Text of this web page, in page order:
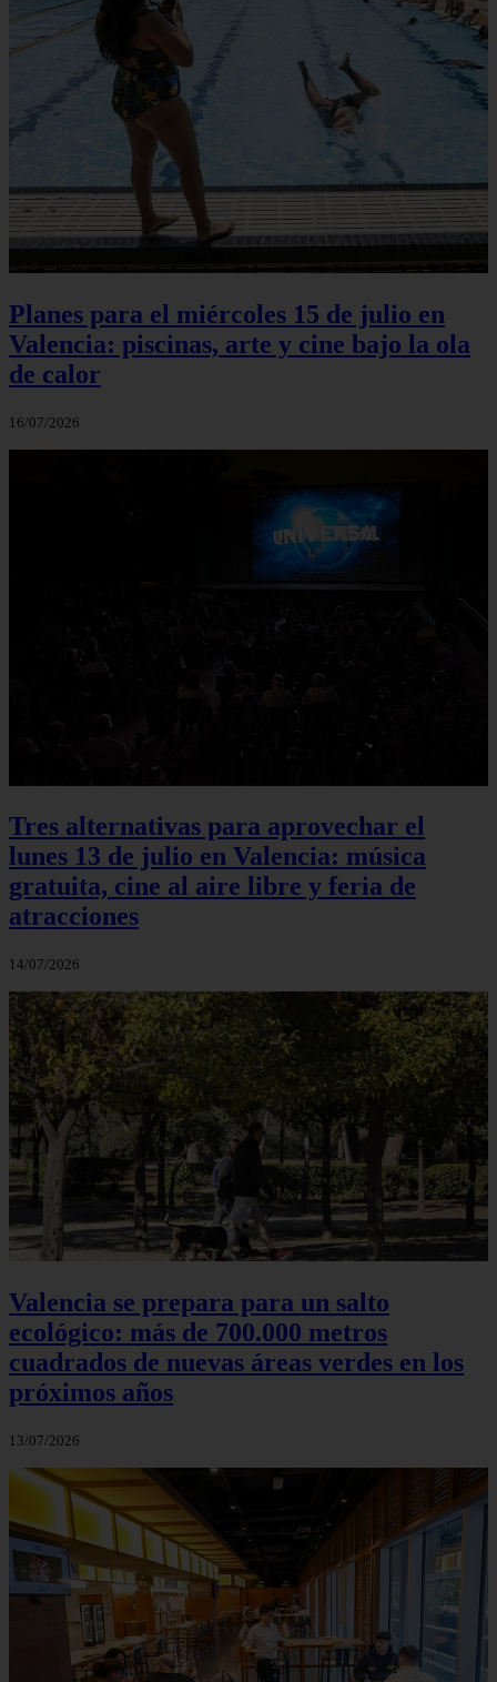
Planes para el miércoles 15 de julio en
Valencia: piscinas, arte y cine bajo la ola
de calor
16/07/2026
Tres alternativas para aprovechar el
lunes 13 de julio en Valencia: música
gratuita, cine al aire libre y feria de
atracciones
14/07/2026
Valencia se prepara para un salto
ecológico: más de 700.000 metros
cuadrados de nuevas áreas verdes en los
próximos años
13/07/2026